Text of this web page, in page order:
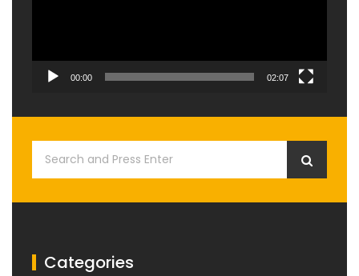
00:00 02:07
Categories